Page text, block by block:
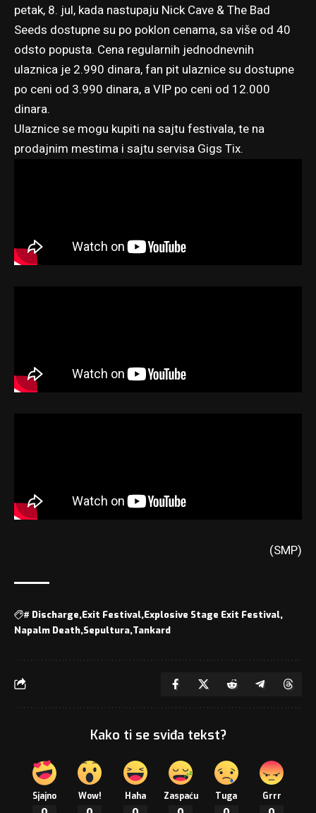
petak, 8. jul, kada nastupaju Nick Cave & The Bad
Seeds dostupne su po poklon cenama, sa više od 40
odsto popusta. Cena regularnih jednodnevnih
ulaznica je 2.990 dinara, fan pit ulaznice su dostupne
po ceni od 3.990 dinara, a VIP po ceni od 12.000
dinara.
Ulaznice se mogu kupiti na sajtu festivala, te na
prodajnim mestima i sajtu servisa Gigs Tix.
(SMP)
# Discharge Exit Festival Explosive Stage Exit Festival
Napalm Death Sepultura Tankard
Kako ti se sviđa tekst?
Sjajno Wow! Haha Zaspaću Tuga Grrr